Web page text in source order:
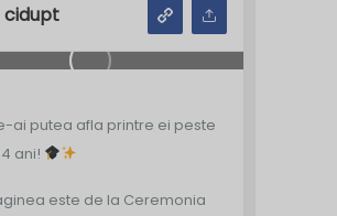
cidupt
ai putea afla printre ei peste
ani!
este de la Ceremonia